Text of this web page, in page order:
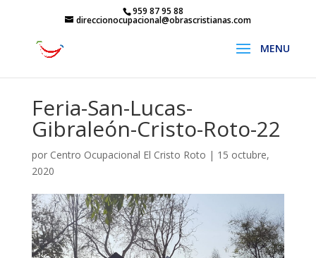
959 87 95 88
direccionocupacional@obrascristianas.com
Feria-San-Lucas-
Gibraleón-Cristo-Roto-22
por Centro Ocupacional El Cristo Roto | 15 octubre,
2020